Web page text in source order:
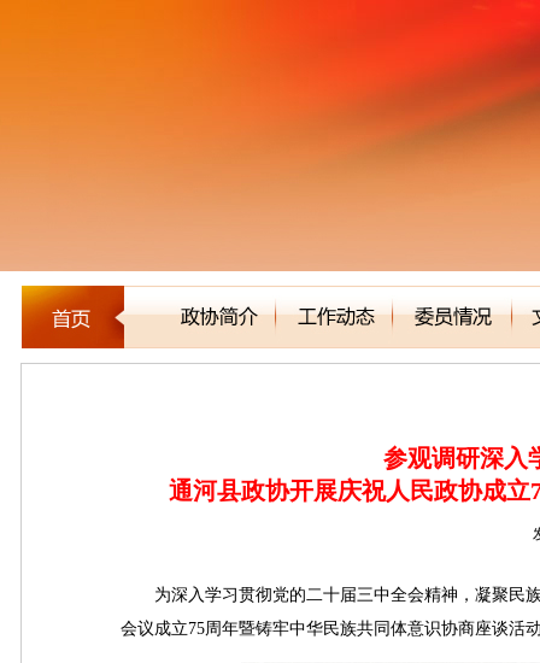
参观调研深入
通河县政协开展庆祝人民政协成
为深入学习贯彻党的二十届三中全会精神，凝聚民
会议成立75周年暨铸牢中华民族共同体意识协商座谈活